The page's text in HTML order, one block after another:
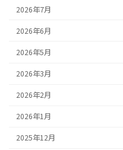
2026年7月
2026年6月
2026年5月
2026年3月
2026年2月
2026年1月
2025年12月